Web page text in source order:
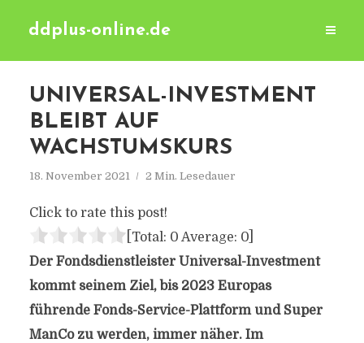
ddplus-online.de
UNIVERSAL-INVESTMENT
BLEIBT AUF
WACHSTUMSKURS
18. November 2021 2 Min. Lesedauer
Click to rate this post!
[Total: 0 Average: 0]
Der Fondsdienstleister Universal-Investment
kommt seinem Ziel, bis 2023 Europas
führende Fonds-Service-Plattform und Super
ManCo zu werden, immer näher. Im